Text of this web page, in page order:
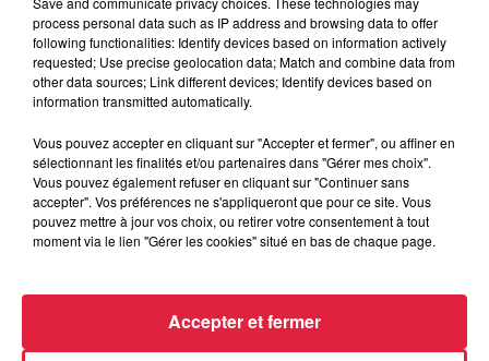
d'œuvres, de galeries et d’artistes.Des conférencessont
également organisées durant ces trois jours de ST-ART.
Des couleurs vives, des supports divers, des artistes
engagés et des expositions à couper le souffle sont au
---------------
A lire aussi :
Top départ pour le marché de Noël de Colmar
usagés
process personal data such as IP address and browsing data to offer
following functionalities: Identify devices based on information actively
requested; Use precise geolocation data; Match and combine data from
other data sources; Link different devices; Identify devices based on
information transmitted automatically.
Vous pouvez accepter en cliquant sur "Accepter et fermer", ou affiner en
sélectionnant les finalités et/ou partenaires dans "Gérer mes choix".
Vous pouvez également refuser en cliquant sur "Continuer sans
accepter". Vos préférences ne s'appliqueront que pour ce site. Vous
pouvez mettre à jour vos choix, ou retirer votre consentement à tout
moment via le lien "Gérer les cookies" situé en bas de chaque page.
Accepter et fermer